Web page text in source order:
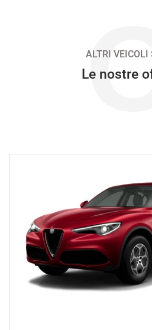
598€/mese
48 Mesi
VEDI
618€/mese
ALTRI
Le nostre